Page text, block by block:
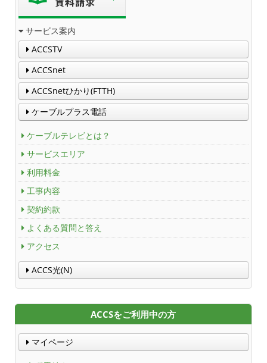
サービス案内
ACCSTV
ACCSnet
ACCSnetひかり(FTTH)
ケーブルプラス電話
ケーブルテレビとは？
サービスエリア
利用料金
工事内容
契約約款
よくある質問と答え
アクセス
ACCS光(N)
ACCSをご利用中の方
マイページ